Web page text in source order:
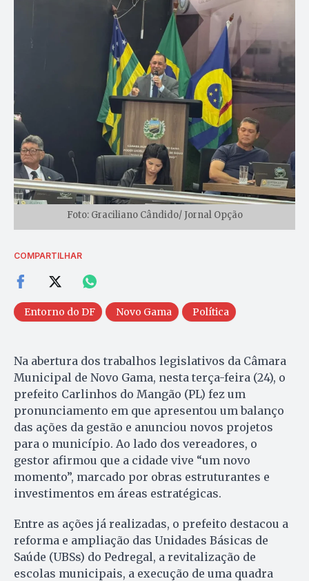
Foto: Graciliano Cândido/ Jornal Opção
COMPARTILHAR
Entorno do DF Novo Gama Política
Na abertura dos trabalhos legislativos da Câmara
Municipal de Novo Gama, nesta terça-feira (24), o
prefeito Carlinhos do Mangão (PL) fez um
pronunciamento em que apresentou um balanço
das ações da gestão e anunciou novos projetos
para o município. Ao lado dos vereadores, o
gestor afirmou que a cidade vive “um novo
momento”, marcado por obras estruturantes e
investimentos em áreas estratégicas.
Entre as ações já realizadas, o prefeito destacou a
reforma e ampliação das Unidades Básicas de
Saúde (UBSs) do Pedregal, a revitalização de
escolas municipais, a execução de uma quadra